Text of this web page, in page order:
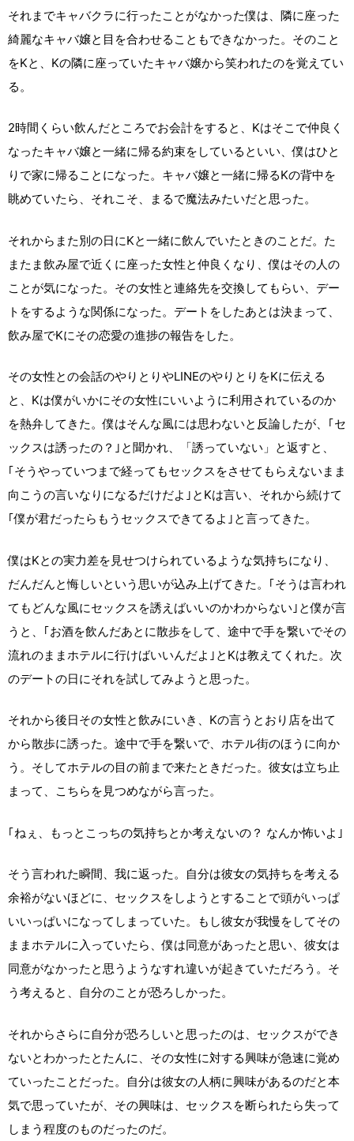
それまでキャバクラに行ったことがなかった僕は、隣に座った
綺麗なキャバ嬢と目を合わせることもできなかった。そのこと
をKと、Kの隣に座っていたキャバ嬢から笑われたのを覚えてい
る。
2時間くらい飲んだところでお会計をすると、Kはそこで仲良く
なったキャバ嬢と一緒に帰る約束をしているといい、僕はひと
りで家に帰ることになった。キャバ嬢と一緒に帰るKの背中を
眺めていたら、それこそ、まるで魔法みたいだと思った。
それからまた別の日にKと一緒に飲んでいたときのことだ。た
またま飲み屋で近くに座った女性と仲良くなり、僕はその人の
ことが気になった。その女性と連絡先を交換してもらい、デー
トをするような関係になった。デートをしたあとは決まって、
飲み屋でKにその恋愛の進捗の報告をした。
その女性との会話のやりとりやLINEのやりとりをKに伝える
と、Kは僕がいかにその女性にいいように利用されているのか
を熱弁してきた。僕はそんな風には思わないと反論したが、｢セ
ックスは誘ったの？｣と聞かれ、「誘っていない」と返すと、
｢そうやっていつまで経ってもセックスをさせてもらえないまま
向こうの言いなりになるだけだよ｣とKは言い、それから続けて
｢僕が君だったらもうセックスできてるよ｣と言ってきた。
僕はKとの実力差を見せつけられているような気持ちになり、
だんだんと悔しいという思いが込み上げてきた。｢そうは言われ
てもどんな風にセックスを誘えばいいのかわからない｣と僕が言
うと、｢お酒を飲んだあとに散歩をして、途中で手を繋いでその
流れのままホテルに行けばいいんだよ｣とKは教えてくれた。次
のデートの日にそれを試してみようと思った。
それから後日その女性と飲みにいき、Kの言うとおり店を出て
から散歩に誘った。途中で手を繋いで、ホテル街のほうに向か
う。そしてホテルの目の前まで来たときだった。彼女は立ち止
まって、こちらを見つめながら言った。
｢ねぇ、もっとこっちの気持ちとか考えないの？ なんか怖いよ｣
そう言われた瞬間、我に返った。自分は彼女の気持ちを考える
余裕がないほどに、セックスをしようとすることで頭がいっぱ
いいっぱいになってしまっていた。もし彼女が我慢をしてその
ままホテルに入っていたら、僕は同意があったと思い、彼女は
同意がなかったと思うようなすれ違いが起きていただろう。そ
う考えると、自分のことが恐ろしかった。
それからさらに自分が恐ろしいと思ったのは、セックスができ
ないとわかったとたんに、その女性に対する興味が急速に覚め
ていったことだった。自分は彼女の人柄に興味があるのだと本
気で思っていたが、その興味は、セックスを断られたら失って
しまう程度のものだったのだ。